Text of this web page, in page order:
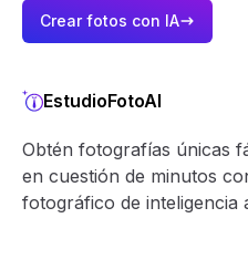
Crear fotos con IA
EstudioFotoAI
Obtén fotografías únicas
en cuestión de minutos
fotográfico de inteligencia